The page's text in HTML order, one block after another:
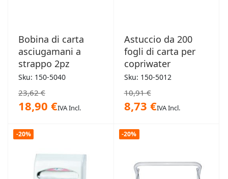
Bobina di carta
asciugamani a
strappo 2pz
Sku: 150-5040
23,62 €
18,90 €IVA Incl.
Astuccio da 200
fogli di carta per
copriwater
Sku: 150-5012
10,91 €
8,73 €IVA Incl.
-20% -20%